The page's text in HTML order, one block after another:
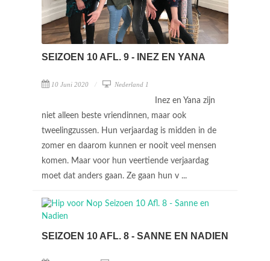
SEIZOEN 10 AFL. 9 - INEZ EN YANA
10 Juni 2020 Nederland 1
Inez en Yana zijn
niet alleen beste vriendinnen, maar ook
tweelingzussen. Hun verjaardag is midden in de
zomer en daarom kunnen er nooit veel mensen
komen. Maar voor hun veertiende verjaardag
moet dat anders gaan. Ze gaan hun v ...
SEIZOEN 10 AFL. 8 - SANNE EN NADIEN